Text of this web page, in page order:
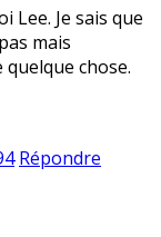
Lee. Je sais que
mais
chose.
Répondre